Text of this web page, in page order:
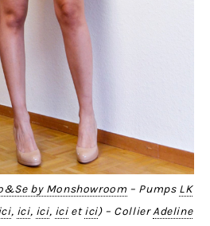
by Monshowroom – Pumps LK
, ici, ici, icietici) – CollierAdeline